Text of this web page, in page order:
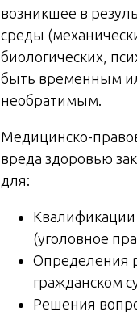
возникшее в
среды
биологических,
быть временным
необратимым.
Медицинско-
вреда здоровью
для:
(уголовное
Определения
гражданском
Решения